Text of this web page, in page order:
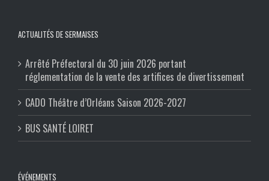
ACTUALITÉS DE SERMAISES
Arrêté Préfectoral du 30 juin 2026 portant
réglementation de la vente des artifices de divertissement
CADO Théâtre d’Orléans Saison 2026-2027
BUS SANTÉ LOIRET
ÉVÉNEMENTS